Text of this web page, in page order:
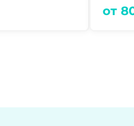
от